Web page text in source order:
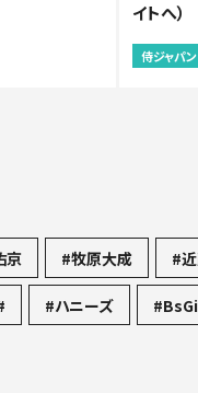
イトへ）
侍ジャパン
京 #牧原大成 #
#ハニーズ